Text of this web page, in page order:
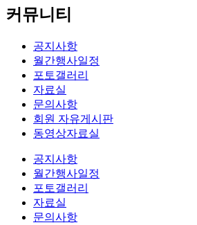
커뮤니티
공지사항
월간행사일정
포토갤러리
자료실
문의사항
회원 자유게시판
동영상자료실
공지사항
월간행사일정
포토갤러리
자료실
문의사항